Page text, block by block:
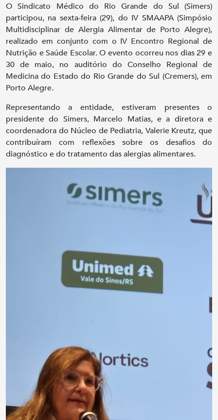
O Sindicato Médico do Rio Grande do Sul (Simers)
participou, na sexta-feira (29), do IV SMAAPA (Simpósio
Multidisciplinar de Alergia Alimentar de Porto Alegre),
realizado em conjunto com o IV Encontro Regional de
Nutrição e Saúde Escolar. O evento ocorreu nos dias 29 e
30 de maio, no auditório do Conselho Regional de
Medicina do Estado do Rio Grande do Sul (Cremers), em
Porto Alegre.
Representando a entidade, estiveram presentes o
presidente do Simers, Marcelo Matias, e a diretora e
coordenadora do Núcleo de Pediatria, Valerie Kreutz, que
contribuíram com reflexões sobre os desafios do
diagnóstico e do tratamento das alergias alimentares.